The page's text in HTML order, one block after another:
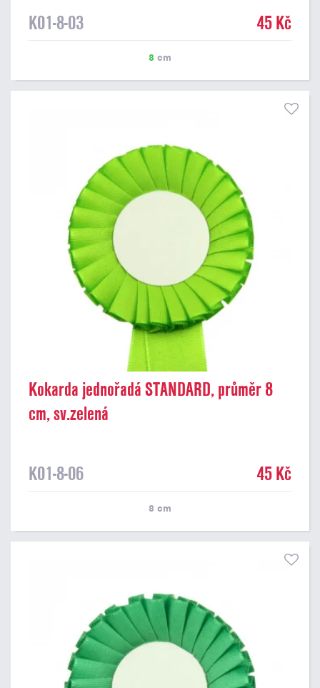
K01-8-03 45 Kč
8 cm
Kokarda jednořadá STANDARD, průměr 8
cm, sv.zelená
K01-8-06 45 Kč
8 cm